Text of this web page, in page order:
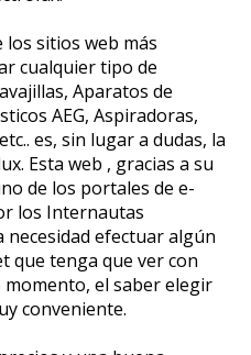
sitios web más
cualquier tipo de
Aparatos de
AEG, Aspiradoras,
es, sin lugar a dudas, la
Esta web , gracias a su
de los portales de e-
los Internautas
efectuar algún
que tenga que ver con
momento, el saber elegir
conveniente.